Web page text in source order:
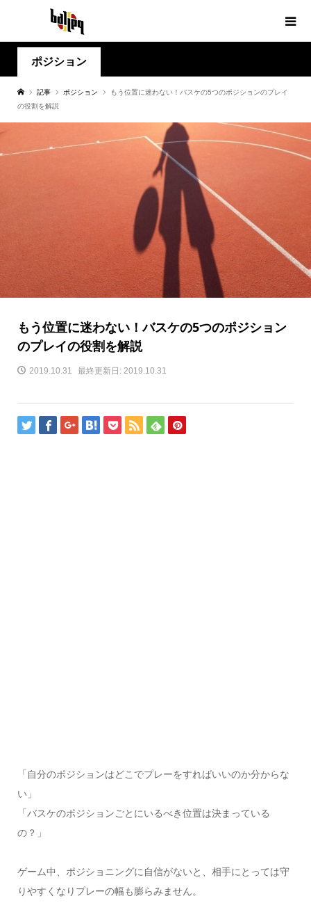
ポジション
記事 ポジション
もう位置に迷わない！バスケの5つのポジションのプレイ
の役割を解説
もう位置に迷わない！バスケの5つのポジション
のプレイの役割を解説
2019.10.31 最終更新日: 2019.10.31
「自分のポジションはどこでプレーをすればいいのか分からな
い」
「バスケのポジションごとにいるべき位置は決まっている
の？」
ゲーム中、ポジショニングに自信がないと、相手にとっては守
りやすくなりプレーの幅も膨らみません。